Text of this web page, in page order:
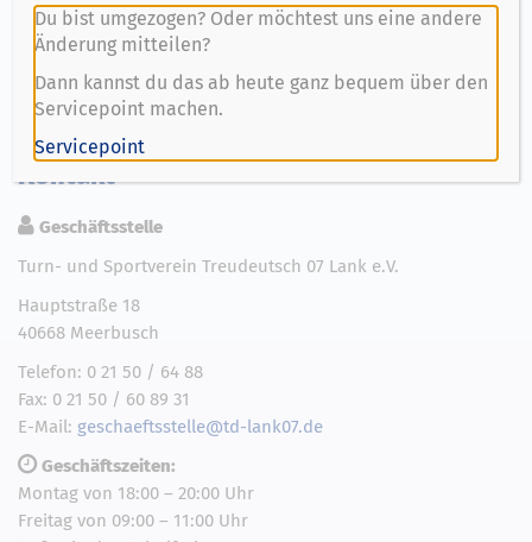
alle Details abschließend geklärt sind, wird der Kurs im
Bereich „Kurse“ veröffentlicht. Zeit und Ort stehen
Uhr Wo: Studio Danza, Bismarckstr. 21 Anke &
Mehr lesen
Kontakt
Geschäftsstelle
Turn- und Sportverein Treudeutsch 07 Lank e.V.
Hauptstraße 18
40668 Meerbusch
Telefon: 0 21 50 / 64 88
Fax: 0 21 50 / 60 89 31
E-Mail: geschaeftsstelle@td-lank07.de
Geschäftszeiten:
Montag von 18:00 – 20:00 Uhr
Freitag von 09:00 – 11:00 Uhr
Du bist umgezogen? Oder möchtest uns eine andere
Änderung mitteilen?
Dann kannst du das ab heute ganz bequem über den
Servicepoint machen.
Servicepoint